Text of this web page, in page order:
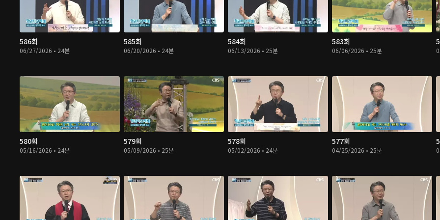
586회
06/27/2026 • 24분
585회
06/20/2026 • 24분
584회
06/13/2026 • 25분
583회
06/06/2026 • 25분
580회
05/16/2026 • 24분
579회
05/09/2026 • 25분
578회
05/02/2026 • 24분
577회
04/25/2026 • 25분